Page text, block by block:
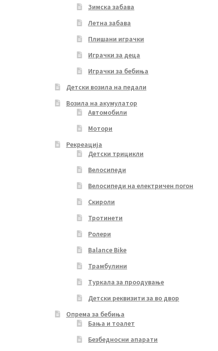
Зимска забава
Летна забава
Плишани играчки
Играчки за деца
Играчки за бебиња
Детски возила на педали
Возила на акумулатор
Автомобили
Мотори
Рекреација
Детски трицикли
Велосипеди
Велосипеди на електричен погон
Скироли
Тротинети
Ролери
Balance Bike
Трамбулини
Туркала за проодување
Детски реквизити за во двор
Опрема за бебиња
Бања и тоалет
Безбедносни апарати